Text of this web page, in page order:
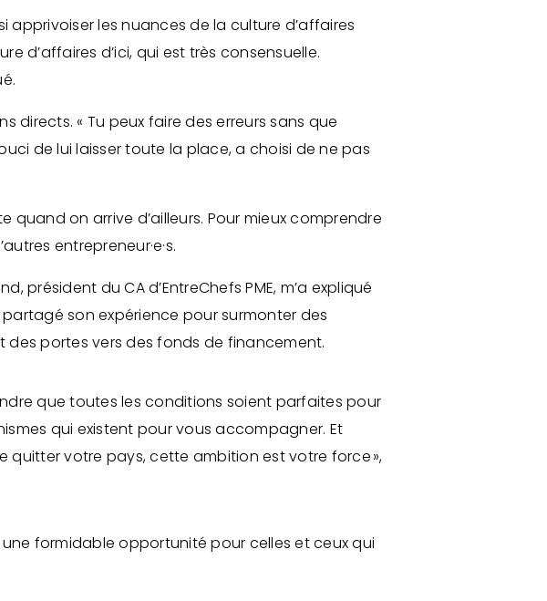
apprivoiser les nuances de la culture d’affaires
d’affaires d’ici, qui est très consensuelle.
directs. « Tu peux faire des erreurs sans que
de lui laisser toute la place, a choisi de ne pas
on arrive d’ailleurs. Pour mieux comprendre
entrepreneur·e·s.
président du CA d’EntreChefs PME, m’a expliqué
son expérience pour surmonter des
portes vers des fonds de financement.
que toutes les conditions soient parfaites pour
qui existent pour vous accompagner. Et
quitter votre pays, cette ambition est votre force »,
formidable opportunité pour celles et ceux qui